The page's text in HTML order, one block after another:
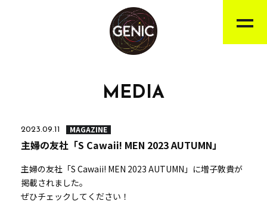
MEDIA
2023.09.11 MAGAZINE
主婦の友社「S Cawaii! MEN 2023 AUTUMN」
主婦の友社「S Cawaii! MEN 2023 AUTUMN」に増子敦貴が
掲載されました。
ぜひチェックしてください！